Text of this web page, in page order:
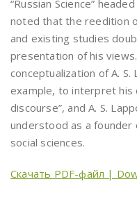
“Russian Science”
noted that the reedition
and existing studies
presentation of his
conceptualization of A. S.
example, to interpret his
discourse”, and A. S.
understood as a founder
social sciences.
Скачать PDF-файл |